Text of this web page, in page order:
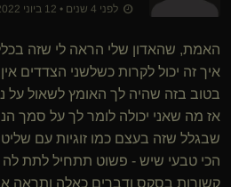
לפני 4 שנים • 12 ביוני 2022
האמת, שהאדון שלי הראה לי שזה
איך זה יכול לקרות כשלשני הצדדים
בטוב בזה שהיה לך האומץ לשאול על
אז מה שאני יכולה לומר לך על סמך
שבגלל שזה בעצם כמו זוגיות עם
הכי טבעי שיש - פשוט תתחיל לתת
קשורות בסקס ודברים כאלה ותראה